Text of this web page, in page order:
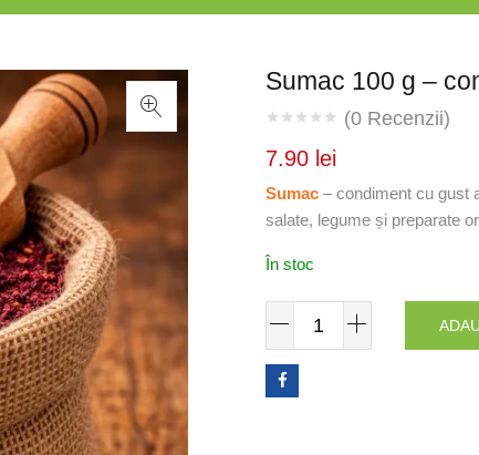
Sumac 100 g –
(0 Recenzii)
7.90 lei
Sumac – condiment cu gust
salate, legume și preparate
În stoc